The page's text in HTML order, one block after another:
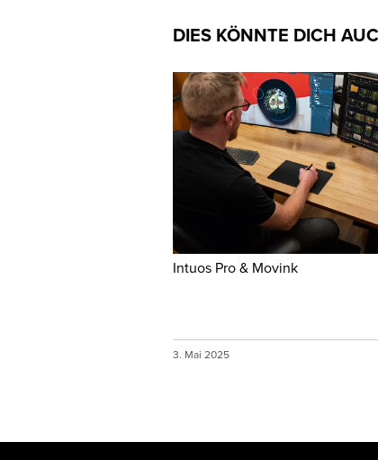
DIES KÖNNTE DICH
Intuos Pro & Movink
3. Mai 2025